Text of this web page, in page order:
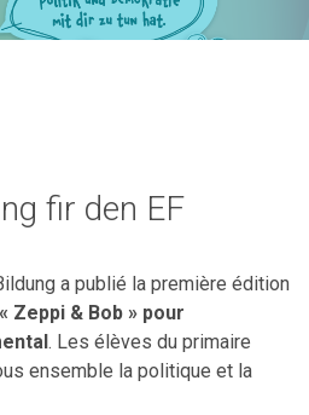
fir den EF
a publié la première édition
Zeppi & Bob » pour
. Les élèves du primaire
ensemble la politique et la